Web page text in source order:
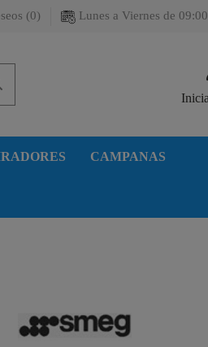
(0) Lunes a Viernes de
CAMPANAS